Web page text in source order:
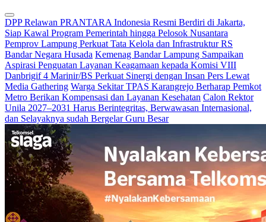
DPP Relawan PRANTARA Indonesia Resmi Berdiri di Jakarta,
Siap Kawal Program Pemerintah hingga Pelosok Nusantara
Pemprov Lampung Perkuat Tata Kelola dan Infrastruktur RS
Bandar Negara Husada Kemenag Bandar Lampung Sampaikan
Aspirasi Penguatan Layanan Keagamaan kepada Komisi VIII
Danbrigif 4 Marinir/BS Perkuat Sinergi dengan Insan Pers Lewat
Media Gathering Warga Sekitar TPAS Karangrejo Berharap Pemkot
Metro Berikan Kompensasi dan Layanan Kesehatan Calon Rektor
Unila 2027–2031 Harus Berintegritas, Berwawasan Internasional,
dan Selayaknya sudah Bergelar Guru Besar